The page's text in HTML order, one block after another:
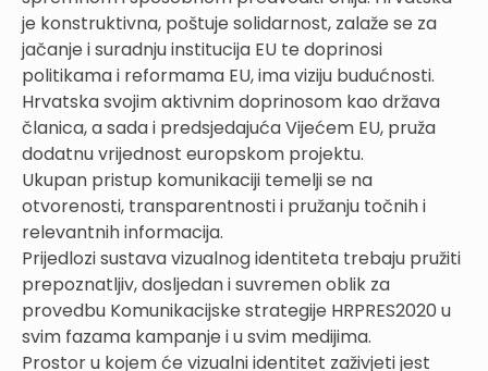
je konstruktivna, poštuje solidarnost, zalaže se za
jačanje i suradnju institucija EU te doprinosi
politikama i reformama EU, ima viziju budućnosti.
Hrvatska svojim aktivnim doprinosom kao država
članica, a sada i predsjedajuća Vijećem EU, pruža
dodatnu vrijednost europskom projektu.
Ukupan pristup komunikaciji temelji se na
otvorenosti, transparentnosti i pružanju točnih i
relevantnih informacija.
Prijedlozi sustava vizualnog identiteta trebaju pružiti
prepoznatljiv, dosljedan i suvremen oblik za
provedbu Komunikacijske strategije HRPRES2020 u
svim fazama kampanje i u svim medijima.
Prostor u kojem će vizualni identitet zaživjeti jest